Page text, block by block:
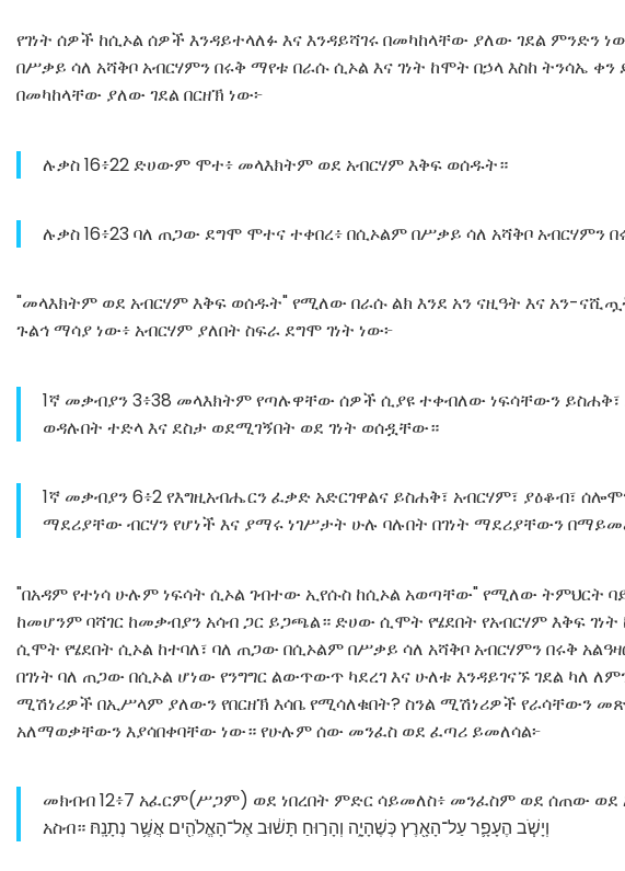
የገነት ሰዎች ከሲኦል ሰዎች እንዳይተላለፉ እና እንዳይሻገሩ በመካከላቸው ያለው ገደል ምንድን
በሥቃይ ሳለ አሻቅቦ አብርሃምን በሩቅ ማየቱ በራሱ ሲኦል እና ገነት ከሞት በኃላ እስከ ትንሳኤ
በመካከላቸው ያለው ገደል በርዘኽ ነው፦
ሉቃስ 16፥22 ድሀውም ሞተ፥ መላእክትም ወደ አብርሃም እቅፍ ወሰዱት።
ሉቃስ 16፥23 ባለ ጠጋው ደግሞ ሞተና ተቀበረ፥ በሲኦልም በሥቃይ ሳለ አሻቅቦ አብርሃምን
"መላእክትም ወደ አብርሃም እቅፍ ወሰዱት" የሚለው በራሱ ልክ እንደ አን ናዚዓት እና አን-
ጉልኅ ማሳያ ነው፥ አብርሃም ያለበት ስፍራ ደግሞ ገነት ነው፦
1ኛ መቃብያን 3፥38 መላእክትም የጣሉዋቸው ሰዎች ሲያዩ ተቀብለው ነፍሳቸውን ይስሐቅ፣
ወዳሉበት ተድላ እና ደስታ ወደሚገኝበት ወደ ገነት ወሰዷቸው።
1ኛ መቃብያን 6፥2 የእግዚአብሔርን ፈቃድ አድርገዋልና ይስሐቅ፣ አብርሃም፣ ያዕቆብ፣
ማደሪያቸው ብርሃን የሆነች እና ያማሩ ነገሥታት ሁሉ ባሉበት በገነት ማደሪያቸውን
"በአዳም የተነሳ ሁሉም ነፍሳት ሲኦል ገብተው ኢየሱስ ከሲኦል አወጣቸው" የሚለው ትምህርት
ከመሆንም ባሻገር ከመቃብያን አሳብ ጋር ይጋጫል። ድሀው ሲሞት የሄደበት የአብርሃም እቅፍ ገነት
ሲሞት የሄደበት ሲኦል ከተባለ፣ ባለ ጠጋው በሲኦልም በሥቃይ ሳለ አሻቅቦ አብርሃምን በሩቅ
በገነት ባለ ጠጋው በሲኦል ሆነው የንግግር ልውጥውጥ ካደረገ እና ሁለቱ እንዳይገናኙ ገደል ካለ
ሚሽነሪዎች በኢሥላም ያለውን የበርዘኽ እሳቤ የሚሳለቁበት? ስንል ሚሽነሪዎች የራሳቸውን
አለማወቃቸውን እያሳበቀባቸው ነው። የሁሉም ሰው መንፈስ ወደ ፈጣሪ ይመለሳል፦
መክብብ 12፥7 አፈርም(ሥጋም) ወደ ነበረበት ምድር ሳይመለስ፥ መንፈስም ወደ ሰጠው ወደ
አስብ። וְיָשֹׁ֧ב הֶעָפָ֛ר עַל־הָאָ֖רֶץ כְּשֶׁהָיָ֑ה וְהָר֣וּחַ תָּשׁ֔וּב אֶל־הָאֱלֹהִ֖ים אֲשֶׁ֥ר נְתָנָֽהּ׃